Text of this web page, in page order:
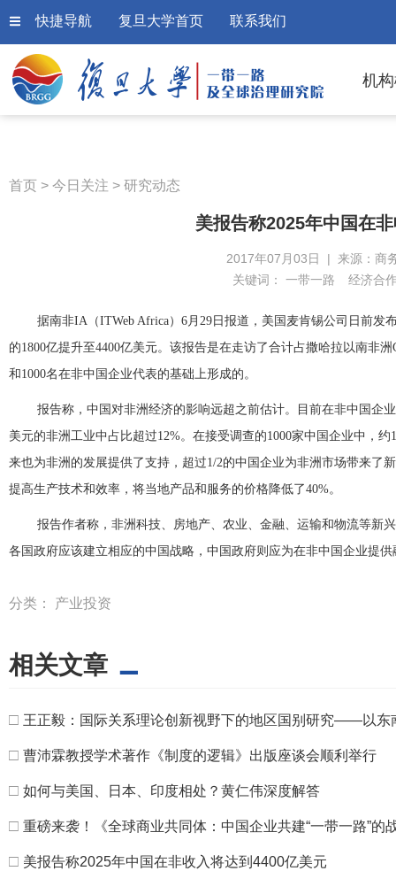
快捷导航 复旦大学首页 联系我们
机
首页 > 今日关注 > 研究动态
美报告称2025年中国在
2017年07月03日 | 来源：商
关键词： 一带一路 经济合
据南非IA（ITWeb Africa）6月29日报道，美国麦肯锡公司日前
的1800亿提升至4400亿美元。该报告是在走访了合计占撒哈拉以南非
和1000名在非中国企业代表的基础上形成的。
报告称，中国对非洲经济的影响远超之前估计。目前在非中国企
美元的非洲工业中占比超过12%。在接受调查的1000家中国企业中，
来也为非洲的发展提供了支持，超过1/2的中国企业为非洲市场带来了
提高生产技术和效率，将当地产品和服务的价格降低了40%。
报告作者称，非洲科技、房地产、农业、金融、运输和物流等新
各国政府应该建立相应的中国战略，中国政府则应为在非中国企业提
分类： 产业投资
相关文章
□ 王正毅：国际关系理论创新视野下的地区国别研究——以东
□ 曹沛霖教授学术著作《制度的逻辑》出版座谈会顺利举行
□ 如何与美国、日本、印度相处？黄仁伟深度解答
□ 重磅来袭！《全球商业共同体：中国企业共建“一带一路”的
□ 美报告称2025年中国在非收入将达到4400亿美元